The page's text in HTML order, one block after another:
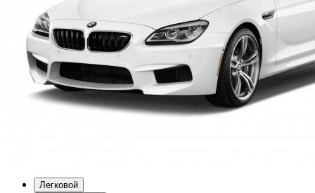
Легковой